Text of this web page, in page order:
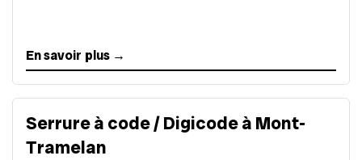
En savoir plus →
Serrure à code / Digicode à Mont-
Tramelan